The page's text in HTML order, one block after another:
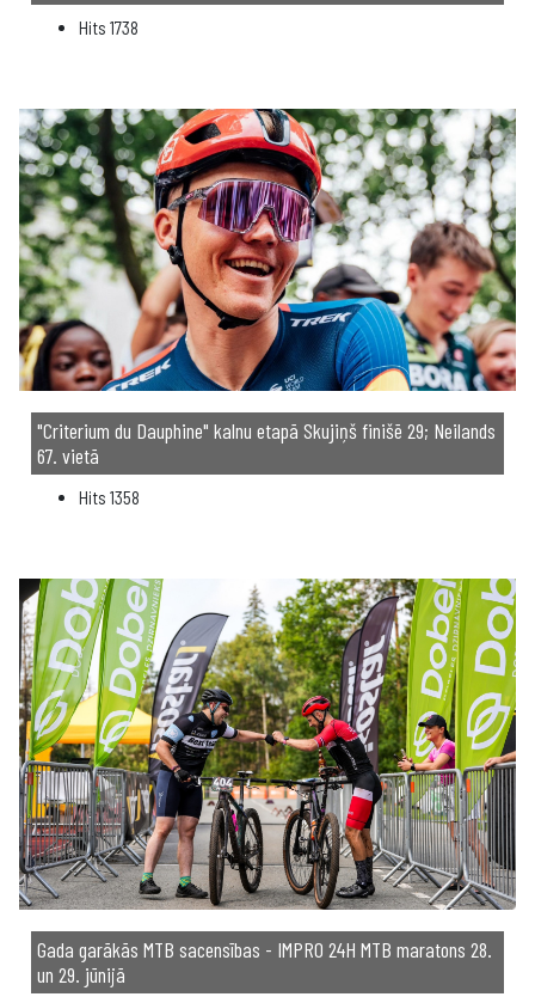
Hits 1738
"Criterium du Dauphine" kalnu etapā Skujiņš finišē 29; Neilands
67. vietā
Hits 1358
Gada garākās MTB sacensības - IMPRO 24H MTB maratons 28.
un 29. jūnijā